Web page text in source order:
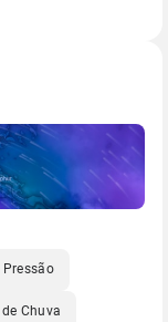
Pressão
Chuva